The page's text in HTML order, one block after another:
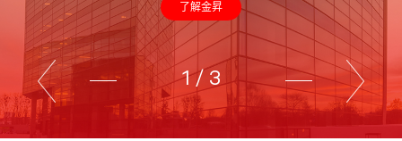
了解金昇
1/ 3